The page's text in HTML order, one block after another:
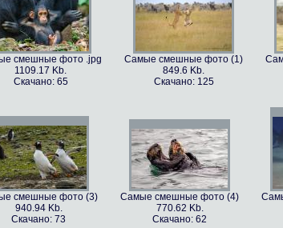
смешные фото .jpg
1109.17 Kb.
Скачано: 65
Самые смешные фото (1)
849.6 Kb.
Скачано: 125
смешные фото (3)
940.94 Kb.
Скачано: 73
Самые смешные фото (4)
770.62 Kb.
Скачано: 62